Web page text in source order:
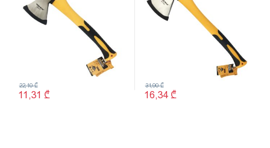
11,31 ₾
22,10₾
16,34 ₾
31,90₾